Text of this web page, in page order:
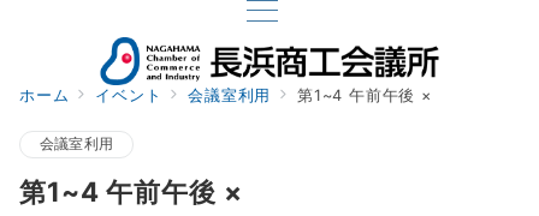
ホーム イベント 会議室利用 第1~4 午前午後 ×
会議室利用
第1~4 午前午後 ×